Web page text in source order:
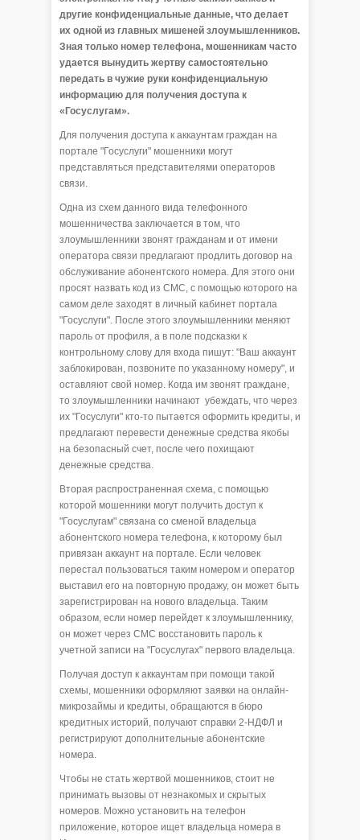
другие конфиденциальные данные, что делает
их одной из главных мишеней злоумышленников.
Зная только номер телефона, мошенникам часто
удается вынудить жертву самостоятельно
передать в чужие руки конфиденциальную
информацию для получения доступа к
«Госуслугам».
Для получения доступа к аккаунтам граждан на
портале "Госуслуги" мошенники могут
представляться представителями операторов
связи.
Одна из схем данного вида телефонного
мошенничества заключается в том, что
злоумышленники звонят гражданам и от имени
оператора связи предлагают продлить договор на
обслуживание абонентского номера. Для этого они
просят назвать код из СМС, с помощью которого на
самом деле заходят в личный кабинет портала
"Госуслуги". После этого злоумышленники меняют
пароль от профиля, а в поле подсказки к
контрольному слову для входа пишут: "Ваш аккаунт
заблокирован, позвоните по указанному номеру", и
оставляют свой номер. Когда им звонят граждане,
то злоумышленники начинают убеждать, что через
их "Госуслуги" кто-то пытается оформить кредиты, и
предлагают перевести денежные средства якобы
на безопасный счет, после чего похищают
денежные средства.
Вторая распространенная схема, с помощью
которой мошенники могут получить доступ к
"Госуслугам" связана со сменой владельца
абонентского номера телефона, к которому был
привязан аккаунт на портале. Если человек
перестал пользоваться таким номером и оператор
выставил его на повторную продажу, он может быть
зарегистрирован на нового владельца. Таким
образом, если номер перейдет к злоумышленнику,
он может через СМС восстановить пароль к
учетной записи на "Госуслугах" первого владельца.
Получая доступ к аккаунтам при помощи такой
схемы, мошенники оформляют заявки на онлайн-
микрозаймы и кредиты, обращаются в бюро
кредитных историй, получают справки 2-НДФЛ и
регистрируют дополнительные абонентские
номера.
Чтобы не стать жертвой мошенников, стоит не
принимать вызовы от незнакомых и скрытых
номеров. Можно установить на телефон
приложение, которое ищет владельца номера в